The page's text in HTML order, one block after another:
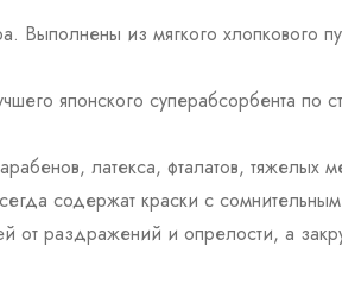
из мягкого хлопкового
японского суперабсорбента
латекса, фталатов, тяжелых
содержат краски с
раздражений и опрелости, а